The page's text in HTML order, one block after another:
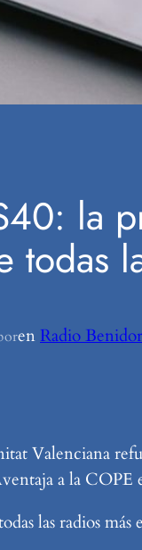
la
todas
en Radio
Valenciana
a la
las radios más